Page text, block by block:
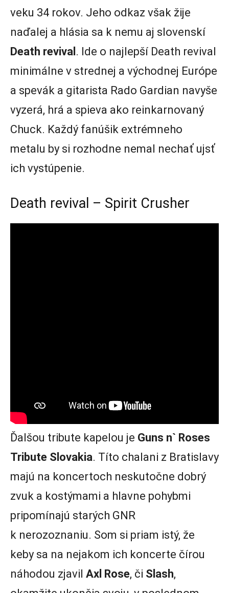
veku 34 rokov. Jeho odkaz však žije
naďalej a hlásia sa k nemu aj slovenskí
Death revival . Ide o najlepší Death revival
minimálne v strednej a východnej Európe
a spevák a gitarista Rado Gardian navyše
vyzerá, hrá a spieva ako reinkarnovaný
Chuck. Každý fanúšik extrémneho
metalu by si rozhodne nemal nechať ujsť
ich vystúpenie.
Death revival – Spirit Crusher
Ďalšou tribute kapelou je Guns n` Roses
Tribute Slovakia. Títo chalani z Bratislavy
majú na koncertoch neskutočne dobrý
zvuk a kostýmami a hlavne pohybmi
pripomínajú starých GNR
k nerozoznaniu. Som si priam istý, že
keby sa na nejakom ich koncerte čírou
náhodou zjavil Axl Rose, či Slash,